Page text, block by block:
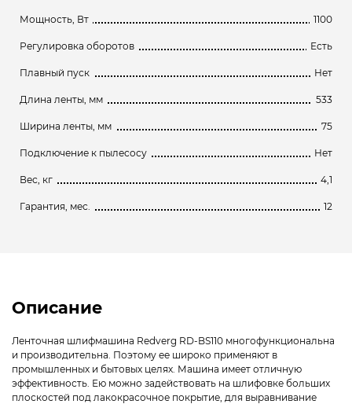
Мощность, Вт 1100
Регулировка оборотов Есть
Плавный пуск Нет
Длина ленты, мм 533
Ширина ленты, мм 75
Подключение к пылесосу Нет
Вес, кг 4,1
Гарантия, мес. 12
Описание
Ленточная шлифмашина Redverg RD-BS110 многофункциональна
и производительна. Поэтому ее широко применяют в
промышленных и бытовых целях. Машина имеет отличную
эффективность. Ею можно задействовать на шлифовке больших
плоскостей под лакокрасочное покрытие, для выравнивание